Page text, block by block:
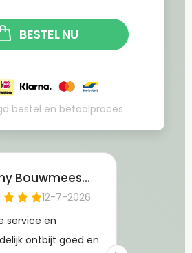
BESTEL NU
bestel en betaalproces